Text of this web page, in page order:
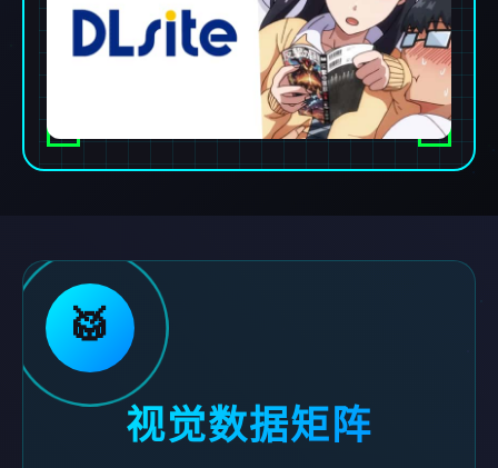
🥁
视觉数据矩阵